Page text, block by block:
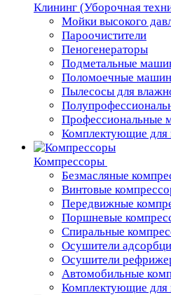
Клининг (Уборочная
Мойки высокого
Пароочистители
Пеногенераторы
Подметальные
Поломоечные
Пылесосы для
Профессиональные
Комплектующие для
Компрессоры
Безмасляные
Винтовые
Передвижные
Поршневые
Спиральные
Осушители
Осушители
Автомобильные
Комплектующие для